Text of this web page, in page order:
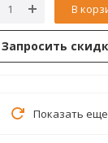
В
Запросить
Показать еще